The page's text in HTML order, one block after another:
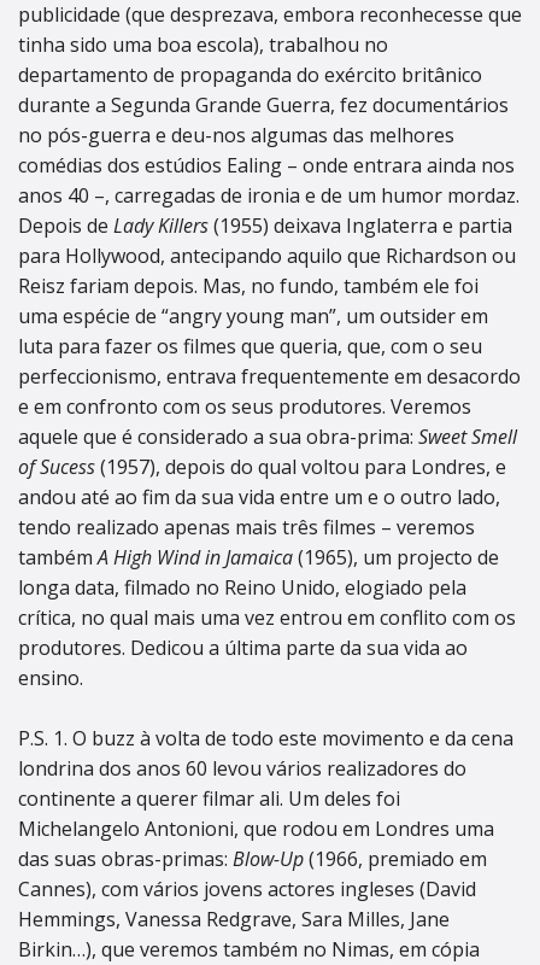
publicidade (que desprezava, embora reconhecesse que
tinha sido uma boa escola), trabalhou no
departamento de propaganda do exército britânico
durante a Segunda Grande Guerra, fez documentários
no pós-guerra e deu-nos algumas das melhores
comédias dos estúdios Ealing – onde entrara ainda nos
anos 40 –, carregadas de ironia e de um humor mordaz.
Depois de Lady Killers(1955) deixava Inglaterra e partia
para Hollywood, antecipando aquilo que Richardson ou
Reisz fariam depois. Mas, no fundo, também ele foi
uma espécie de “angry young man”, um outsider em
luta para fazer os filmes que queria, que, com o seu
perfeccionismo, entrava frequentemente em desacordo
e em confronto com os seus produtores. Veremos
aquele que é considerado a sua obra-prima: Sweet Smell
of Sucess(1957), depois do qual voltou para Londres, e
andou até ao fim da sua vida entre um e o outro lado,
tendo realizado apenas mais três filmes – veremos
tambémA High Wind in Jamaica(1965), um projecto de
longa data, filmado no Reino Unido, elogiado pela
crítica, no qual mais uma vez entrou em conflito com os
produtores. Dedicou a última parte da sua vida ao
ensino.
P.S. 1. O buzz à volta de todo este movimento e da cena
londrina dos anos 60 levou vários realizadores do
continente a querer filmar ali. Um deles foi
Michelangelo Antonioni, que rodou em Londres uma
das suas obras-primas: Blow-Up(1966, premiado em
Cannes), com vários jovens actores ingleses (David
Hemmings, Vanessa Redgrave, Sara Milles, Jane
Birkin…), que veremos também no Nimas, em cópia